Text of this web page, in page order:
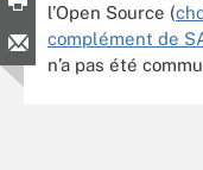
l’Open Source (
complément de
n’a pas été